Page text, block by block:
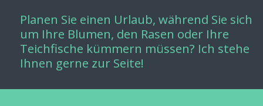
Planen Sie einen Urlaub, während Sie sich
um Ihre Blumen, den Rasen oder Ihre
Teichfische kümmern müssen? Ich stehe
Ihnen gerne zur Seite!